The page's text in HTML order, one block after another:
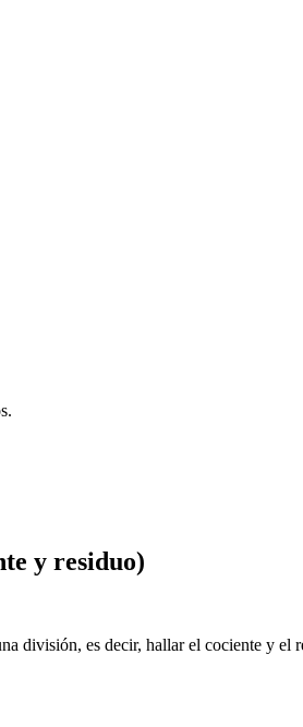
y residuo)
división, es decir, hallar el cociente y